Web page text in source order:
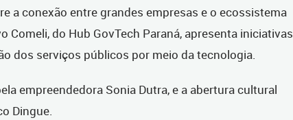
a conexão entre grandes empresas e o ecossistema
Comeli, do Hub GovTech Paraná, apresenta iniciativas
dos serviços públicos por meio da tecnologia.
empreendedora Sonia Dutra, e a abertura cultural
Dingue.